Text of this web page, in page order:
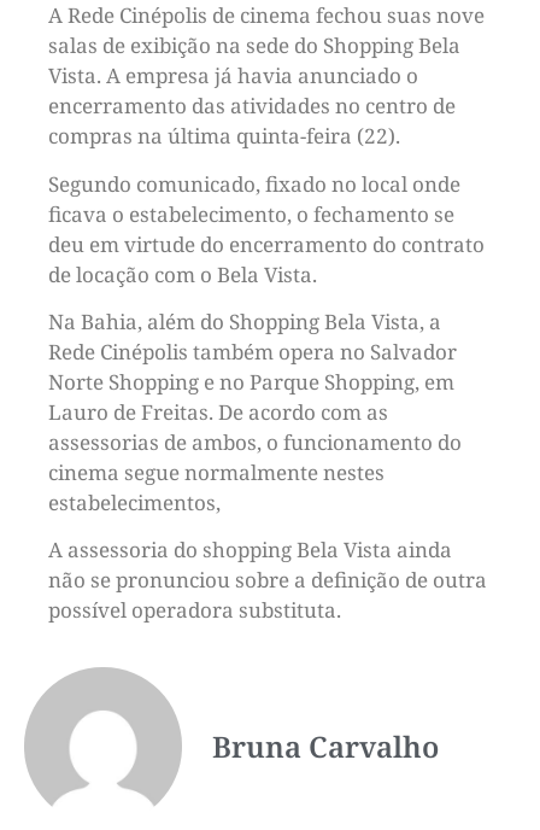
A Rede Cinépolis de cinema fechou suas nove
salas de exibição na sede do Shopping Bela
Vista. A empresa já havia anunciado o
encerramento das atividades no centro de
compras na última quinta-feira (22).
Segundo comunicado, fixado no local onde
ficava o estabelecimento, o fechamento se
deu em virtude do encerramento do contrato
de locação com o Bela Vista.
Na Bahia, além do Shopping Bela Vista, a
Rede Cinépolis também opera no Salvador
Norte Shopping e no Parque Shopping, em
Lauro de Freitas. De acordo com as
assessorias de ambos, o funcionamento do
cinema segue normalmente nestes
estabelecimentos,
A assessoria do shopping Bela Vista ainda
não se pronunciou sobre a definição de outra
possível operadora substituta.
Bruna Carvalho